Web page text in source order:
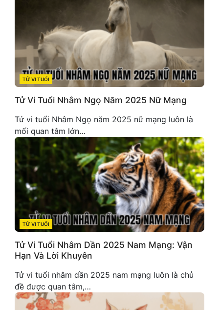
CATEGORIES
TỬ VI TUỔI
Tử Vi Tuổi Nhâm Ngọ Năm 2025 Nữ Mạng
Tử vi tuổi Nhâm Ngọ năm 2025 nữ mạng luôn là
mối quan tâm lớn…
CATEGORIES
TỬ VI TUỔI
Tử Vi Tuổi Nhâm Dần 2025 Nam Mạng: Vận
Hạn Và Lời Khuyên
Tử vi tuổi nhâm dần 2025 nam mạng luôn là chủ
đề được quan tâm,…